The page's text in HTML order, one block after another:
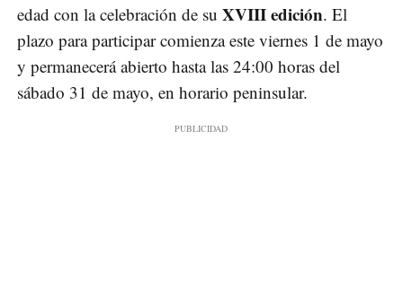
edad con la celebración de su XVIII edición. El
plazo para participar comienza este viernes 1 de mayo
y permanecerá abierto hasta las 24:00 horas del
sábado 31 de mayo, en horario peninsular.